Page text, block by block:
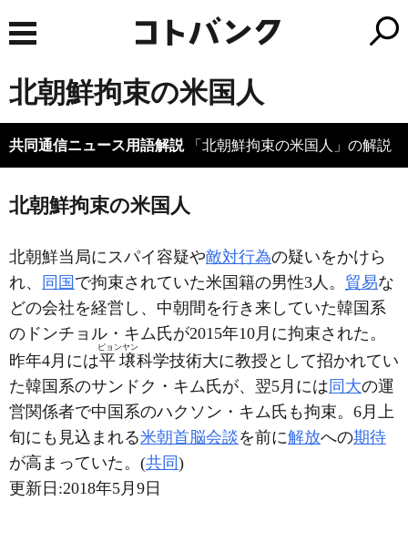
北朝鮮拘束の米国人
共同通信ニュース用語解説 「北朝鮮拘束の米国人」の解説
北朝鮮拘束の米国人
北朝鮮当局にスパイ容疑や敵対行為の疑いをかけら
れ、
同国 で拘束されていた米国籍の男性3人。 貿易な
どの会社を経営し、中朝間を行き来していた韓国系
のドンチョル・キム氏が2015年10月に拘束された。
昨年4月には平壌
ピョンヤン
科学技術大に教授として招かれてい
た韓国系のサンドク・キム氏が、翌5月には 同大の運
営関係者で中国系のハクソン・キム氏も拘束。6月上
旬にも見込まれる米朝首脳会談を前に解放への期待
が高まっていた。(共同 )
更新日:2018年5月9日